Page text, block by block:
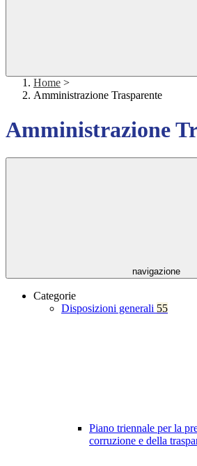
Home >
Amministrazione Trasparente
Amministrazione
navigazione
Categorie
Disposizioni generali 55
Piano triennale per la
corruzione e della